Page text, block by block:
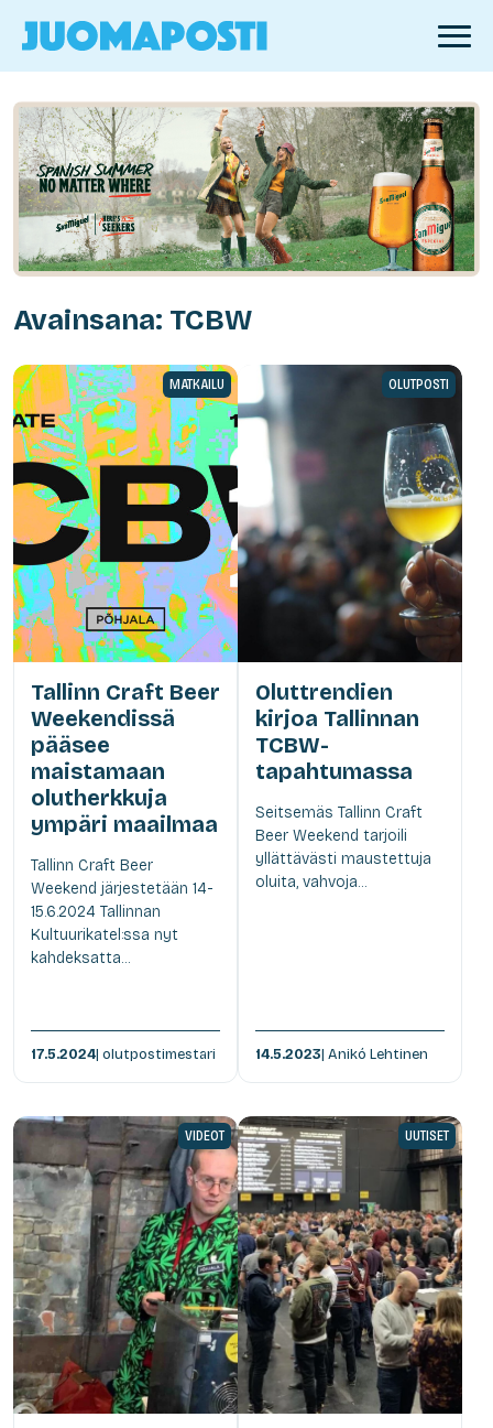
Avainsana: TCBW
MATKAILU
Tallinn Craft Beer
Weekendissä
pääsee
maistamaan
olutherkkuja
ympäri maailmaa
Tallinn Craft Beer
Weekend järjestetään 14-
15.6.2024 Tallinnan
Kultuurikatel:ssa nyt
kahdeksatta...
17.5.2024| olutpostimestari
OLUTPOSTI
Oluttrendien
kirjoa Tallinnan
TCBW-
tapahtumassa
Seitsemäs Tallinn Craft
Beer Weekend tarjoili
yllättävästi maustettuja
oluita, vahvoja...
14.5.2023| Anikó Lehtinen
VIDEOT UUTISET